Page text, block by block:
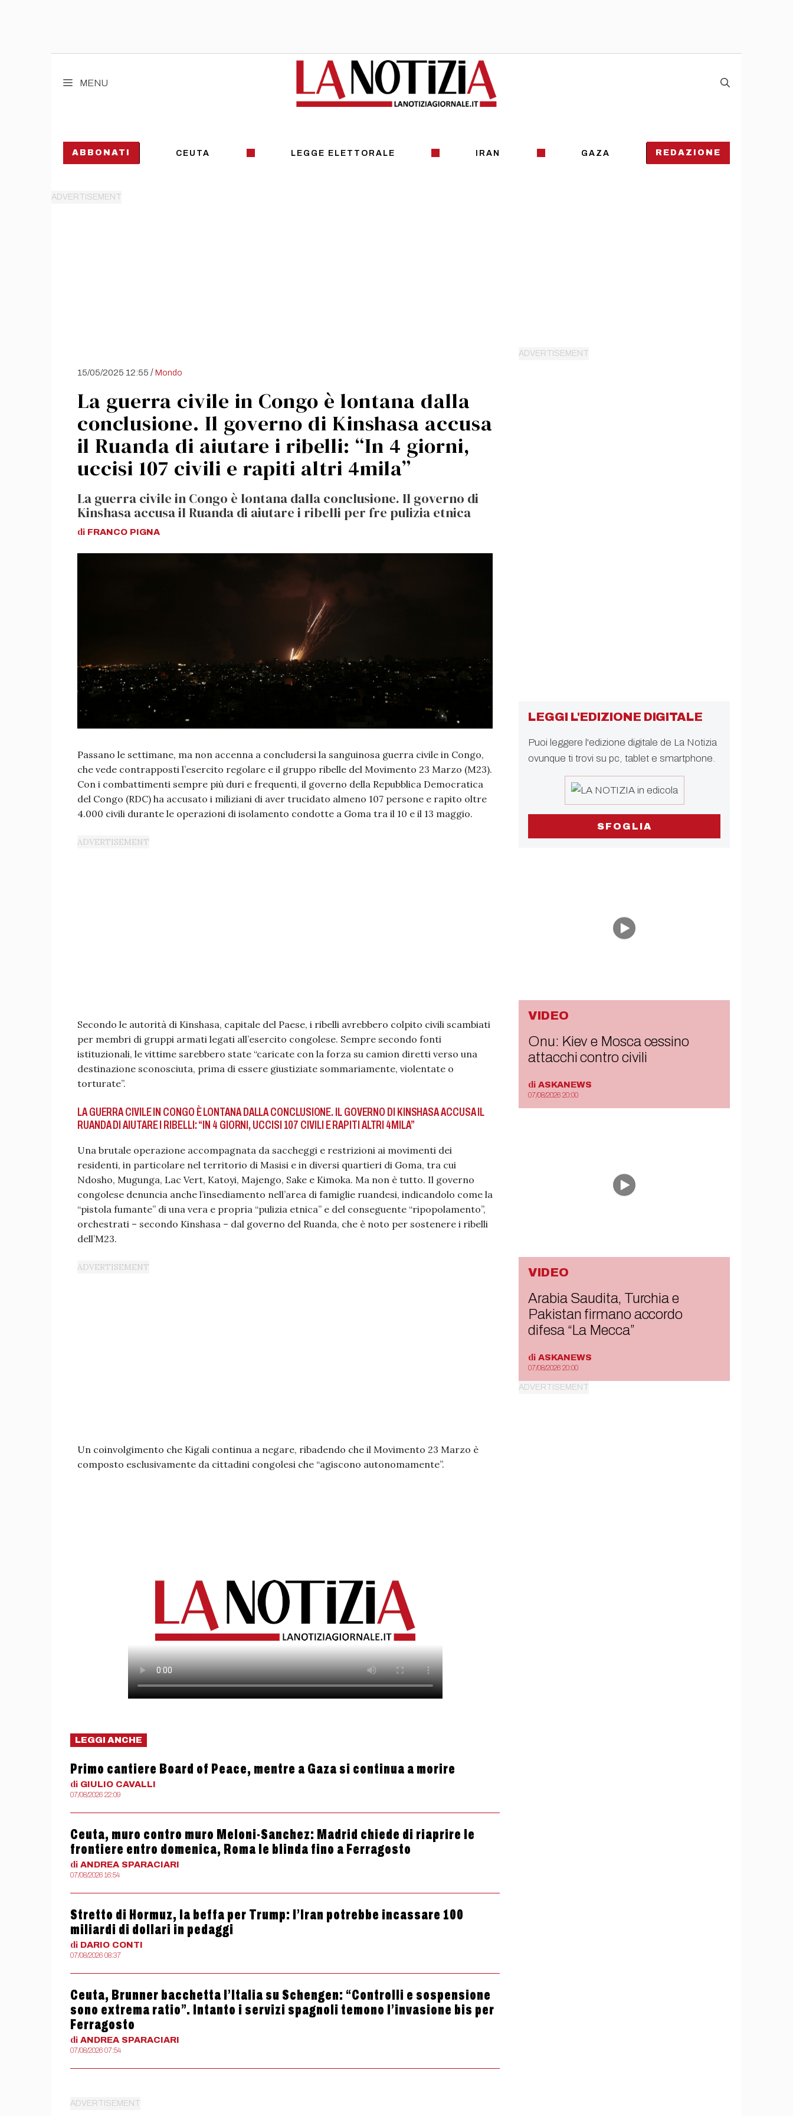
MENU
ABBONATI CEUTA LEGGE ELETTORALE IRAN GAZA REDAZIONE
15/05/2025 12:55 /Mondo
La guerra civile in Congo è lontana dalla
conclusione. Il governo di Kinshasa accusa
il Ruanda di aiutare i ribelli: “In 4 giorni,
uccisi 107 civili e rapiti altri 4mila”
La guerra civile in Congo è lontana dalla conclusione. Il governo di
Kinshasa accusa il Ruanda di aiutare i ribelli per fre pulizia etnica
di FRANCO PIGNA
Passano le settimane, ma non accenna a concludersi la sanguinosa guerra civile in Congo,
che vede contrapposti l’esercito regolare e il gruppo ribelle del Movimento 23 Marzo (M23).
Con i combattimenti sempre più duri e frequenti, il governo della Repubblica Democratica
del Congo (RDC) ha accusato i miliziani di aver trucidato almeno 107 persone e rapito oltre
4.000 civili durante le operazioni di isolamento condotte a Goma tra il 10 e il 13 maggio.
Secondo le autorità di Kinshasa, capitale del Paese, i ribelli avrebbero colpito civili scambiati
per membri di gruppi armati legati all’esercito congolese. Sempre secondo fonti
istituzionali, le vittime sarebbero state “caricate con la forza su camion diretti verso una
destinazione sconosciuta, prima di essere giustiziate sommariamente, violentate o
torturate”.
LA GUERRA CIVILE IN CONGO È LONTANA DALLA CONCLUSIONE. IL GOVERNO DI KINSHASA ACCUSA IL
RUANDA DI AIUTARE I RIBELLI: “IN 4 GIORNI, UCCISI 107 CIVILI E RAPITI ALTRI 4MILA”
Una brutale operazione accompagnata da saccheggi e restrizioni ai movimenti dei
residenti, in particolare nel territorio di Masisi e in diversi quartieri di Goma, tra cui
Ndosho, Mugunga, Lac Vert, Katoyi, Majengo, Sake e Kimoka. Ma non è tutto. Il governo
congolese denuncia anche l’insediamento nell’area di famiglie ruandesi, indicandolo come la
“pistola fumante” di una vera e propria “pulizia etnica” e del conseguente “ripopolamento”,
orchestrati – secondo Kinshasa – dal governo del Ruanda, che è noto per sostenere i ribelli
dell’M23.
Un coinvolgimento che Kigali continua a negare, ribadendo che il Movimento 23 Marzo è
composto esclusivamente da cittadini congolesi che “agiscono autonomamente”.
LEGGI ANCHE
Primo cantiere Board of Peace, mentre a Gaza si continua a morire
di GIULIO CAVALLI
07/08/2026 22:09
Ceuta, muro contro muro Meloni-Sanchez: Madrid chiede di riaprire le
frontiere entro domenica, Roma le blinda fino a Ferragosto
di ANDREA SPARACIARI
07/08/2026 16:54
Stretto di Hormuz, la beffa per Trump: l’Iran potrebbe incassare 100
miliardi di dollari in pedaggi
di DARIO CONTI
07/08/2026 08:37
Ceuta, Brunner bacchetta l’Italia su Schengen: “Controlli e sospensione
sono extrema ratio”. Intanto i servizi spagnoli temono l’invasione bis per
Ferragosto
di ANDREA SPARACIARI
07/08/2026 07:54
LEGGI L'EDIZIONE DIGITALE
Puoi leggere l'edizione digitale de La Notizia
ovunque ti trovi su pc, tablet e smartphone.
SFOGLIA
VIDEO
Onu: Kiev e Mosca cessino
attacchi contro civili
di ASKANEWS
07/08/2026 20:00
VIDEO
Arabia Saudita, Turchia e
Pakistan firmano accordo
difesa “La Mecca”
di ASKANEWS
07/08/2026 20:00